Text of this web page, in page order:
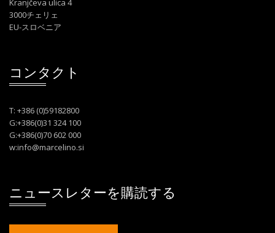
Kranjčeva ulica 4
3000チェリェ
EU-スロベニア
コンタクト
T: +386 (0)59182800
G:+386(0)31 324 100
G:+386(0)70 602 000
w:info@marcelino.si
ニュースレターを購読する